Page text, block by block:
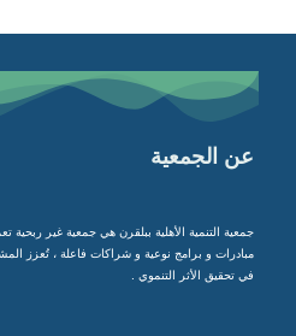
عن الجمعية
جمعية التنمية الأهلية ببلقرن هي جمعية غير ربحية
مبادرات و برامج نوعية و شراكات فاعلة ، تُعزز
في تحقيق الأثر التنموي .